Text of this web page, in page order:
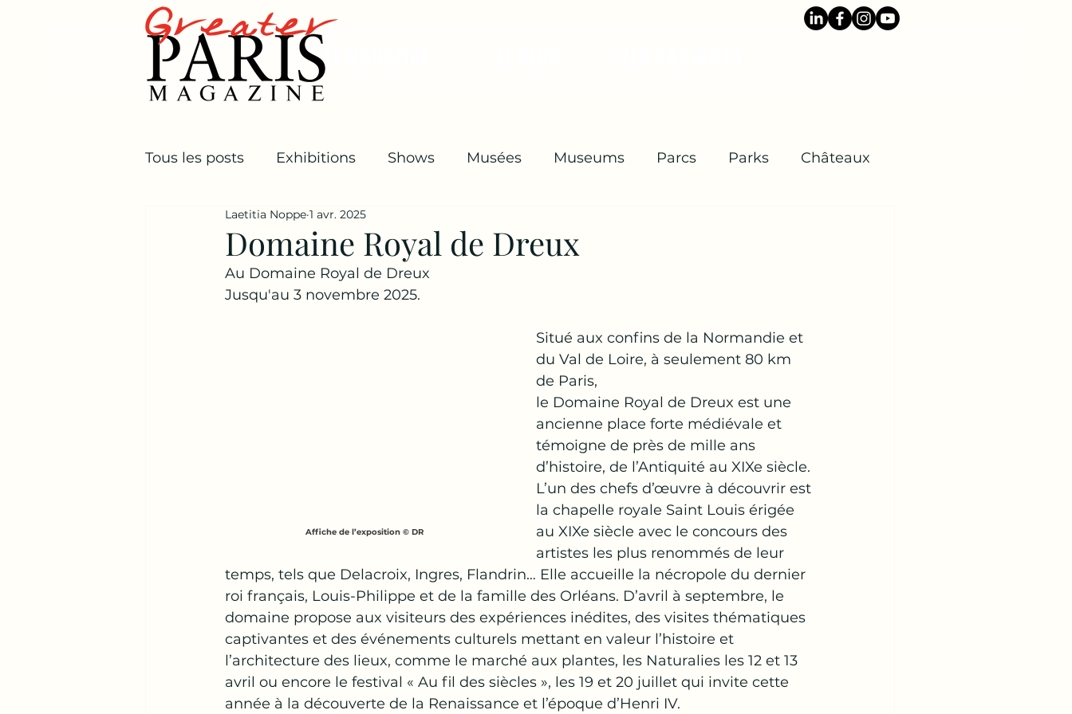
LE MAGAZINE
Tous les posts Exhibitions Shows Musées Museums Parcs Parks Châteaux
Castles Autres Others
Domaine Royal de Dreux
Laetitia Noppe 1 avr. 2025
Au Domaine Royal de Dreux
Jusqu'au 3 novembre 2025.
Affiche de l’exposition © DR
Situé aux confins de la Normandie et
du Val de Loire, à seulement 80 km
de Paris,
le Domaine Royal de Dreux est une
ancienne place forte médiévale et
témoigne de près de mille ans
d’histoire, de l’Antiquité au XIXe siècle.
L’un des chefs d’œuvre à découvrir est
la chapelle royale Saint Louis érigée
au XIXe siècle avec le concours des
artistes les plus renommés de leur
temps, tels que Delacroix, Ingres, Flandrin… Elle accueille la nécropole du dernier
roi français, Louis-Philippe et de la famille des Orléans. D’avril à septembre, le
domaine propose aux visiteurs des expériences inédites, des visites thématiques
captivantes et des événements culturels mettant en valeur l’histoire et
l’architecture des lieux, comme le marché aux plantes, les Naturalies les 12 et 13
avril ou encore le festival « Au fil des siècles », les 19 et 20 juillet qui invite cette
année à la découverte de la Renaissance et l’époque d’Henri IV.